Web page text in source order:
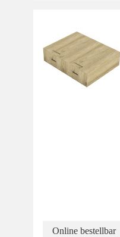
Online bestellbar